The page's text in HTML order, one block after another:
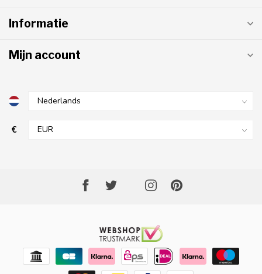
Informatie
Mijn account
€